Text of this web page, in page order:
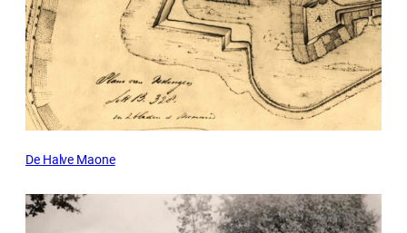
De Halve Maone